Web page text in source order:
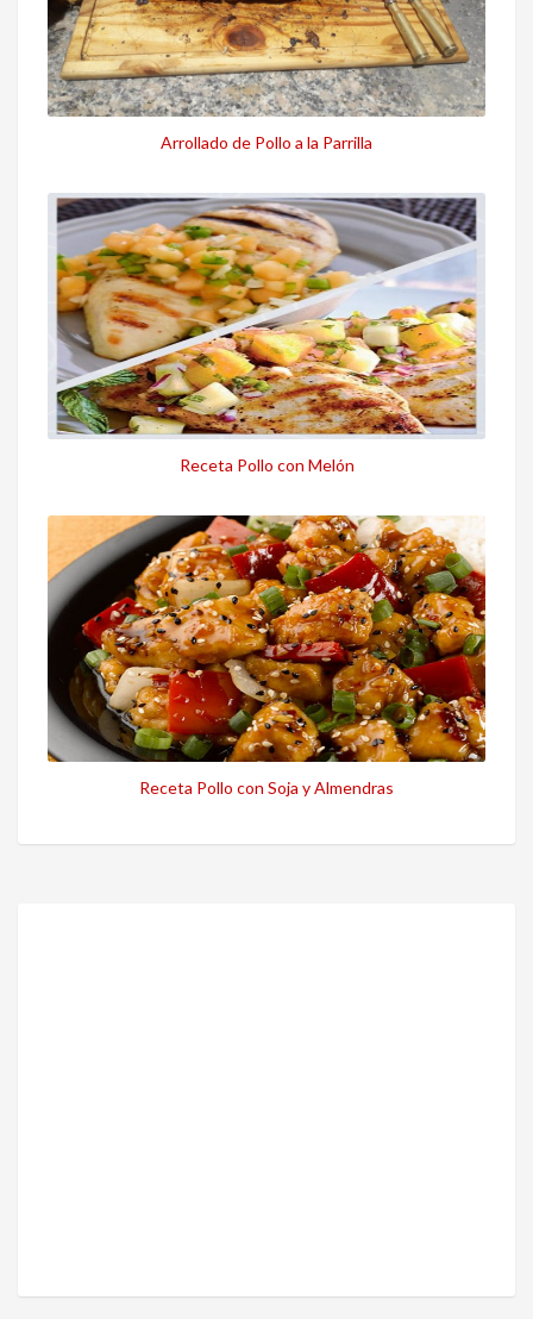
Arrollado de Pollo a la Parrilla
Receta Pollo con Melón
Receta Pollo con Soja y Almendras